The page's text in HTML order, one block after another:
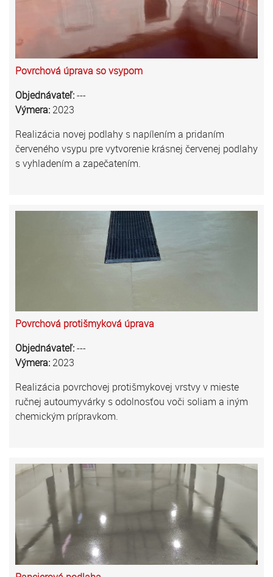
Povrchová úprava so vsypom
Objednávateľ:---
Výmera: 2023
Realizácia novej podlahy s napílením a pridaním
červeného vsypu pre vytvorenie krásnej červenej podlahy
s vyhladením a zapečatením.
Povrchová protišmyková úprava
Objednávateľ:---
Výmera: 2023
Realizácia povrchovej protišmykovej vrstvy v mieste
ručnej autoumyvárky s odolnosťou voči soliam a iným
chemickým prípravkom.